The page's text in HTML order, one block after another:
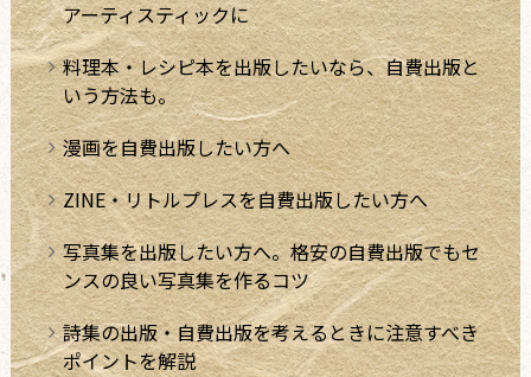
アーティスティックに
料理本・レシピ本を出版したいなら、自費出版と
いう方法も。
漫画を自費出版したい方へ
ZINE・リトルプレスを自費出版したい方へ
写真集を出版したい方へ。格安の自費出版でもセ
ンスの良い写真集を作るコツ
詩集の出版・自費出版を考えるときに注意すべき
ポイントを解説